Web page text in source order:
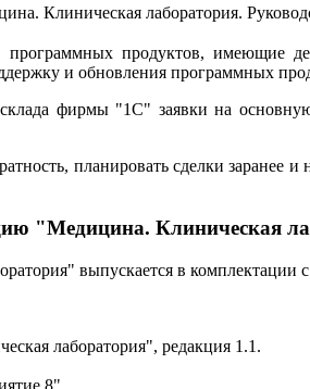
Клиническая лаборатория.
программных продуктов,
и обновления программных
фирмы "1С" заявки на
планировать сделки заранее
"Медицина. Клиническая
выпускается в комплектации
лаборатория", редакция 1.1.
8".